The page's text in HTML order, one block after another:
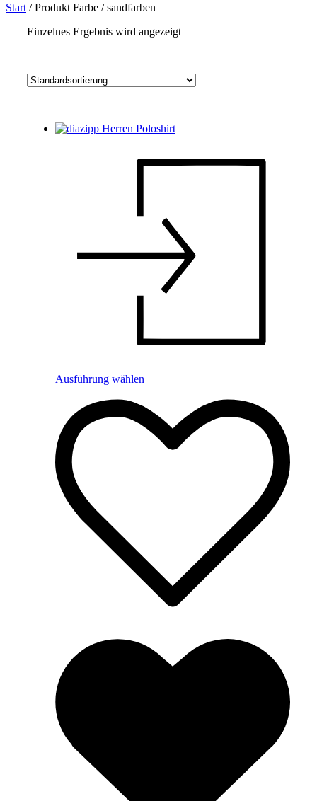
Start /Produkt Farbe /sandfarben
Einzelnes Ergebnis wird angezeigt
Ausführung wählen